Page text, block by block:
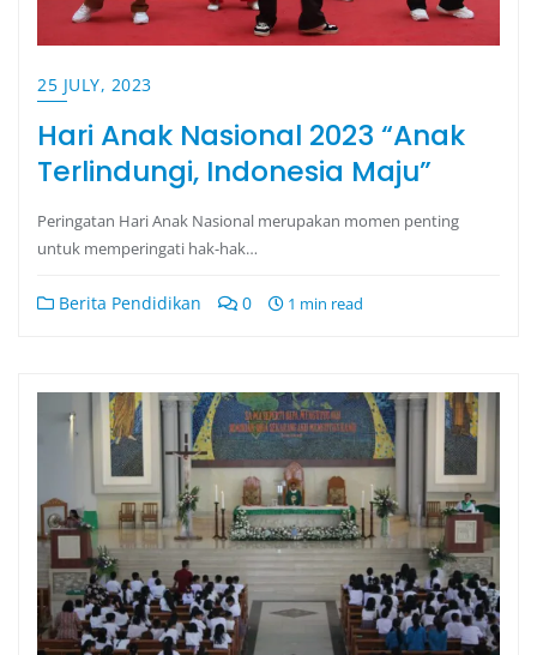
25 JULY, 2023
Hari Anak Nasional 2023 “Anak
Terlindungi, Indonesia Maju”
Peringatan Hari Anak Nasional merupakan momen penting
untuk memperingati hak-hak…
Berita Pendidikan 0 1 min read